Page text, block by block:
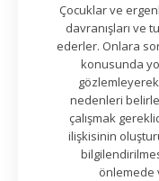
Çocuklar ve
davranışları ve
ederler. Onlara
konusunda
nedenleri
çalışmak
ilişkisinin
önlemede